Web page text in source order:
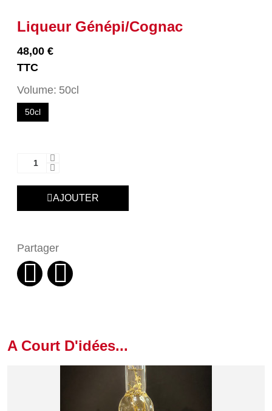
Liqueur Génépi/Cognac
48,00 €
TTC
Volume 50cl
50cl
AJOUTER
Partager
A Court D'idées...